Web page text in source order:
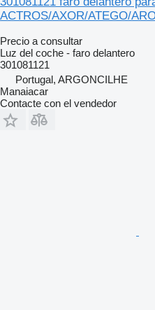
ACTROS/AXOR/ATEGO/
Precio a consultar
Luz del coche - faro delantero
301081121
Portugal, ARGONCILHE
Manaiacar
Contacte con el vendedor